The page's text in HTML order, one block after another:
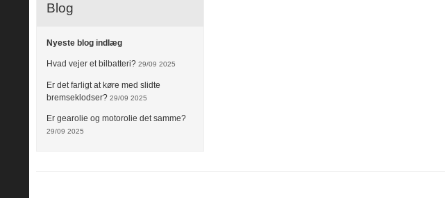
Blog
Nyeste blog indlæg
Hvad vejer et bilbatteri? 29/09 2025
Er det farligt at køre med slidte
bremseklodser? 29/09 2025
Er gearolie og motorolie det samme?
29/09 2025